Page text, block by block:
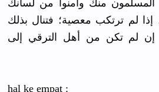
منك وآمنوا من لسانك
لم ترتكب معصية؛ فتنال بذلك
إن لم تكن من أهل الترقي إلى
hal ke empat :